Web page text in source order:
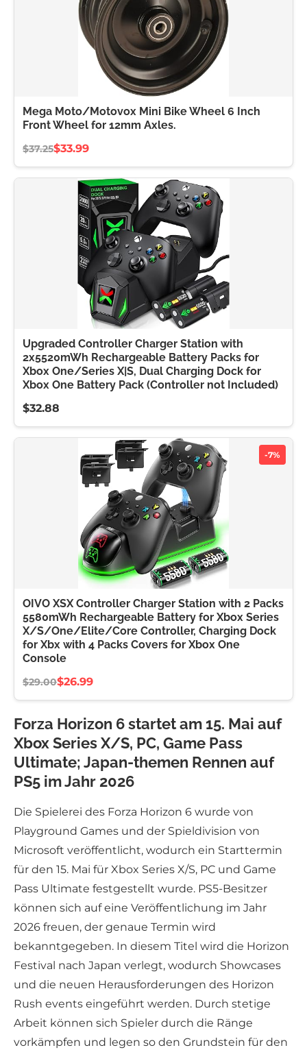
Mega Moto/Motovox Mini Bike Wheel 6 Inch
Front Wheel for 12mm Axles.
$37.25$33.99
Upgraded Controller Charger Station with
2x5520mWh Rechargeable Battery Packs for
Xbox One/Series X|S, Dual Charging Dock for
Xbox One Battery Pack (Controller not Included)
$32.88
-7%
OIVO XSX Controller Charger Station with 2 Packs
5580mWh Rechargeable Battery for Xbox Series
X/S/One/Elite/Core Controller, Charging Dock
for Xbx with 4 Packs Covers for Xbox One
Console
$29.00$26.99
Forza Horizon 6 startet am 15. Mai auf
Xbox Series X/S, PC, Game Pass
Ultimate; Japan-themen Rennen auf
PS5 im Jahr 2026
Die Spielerei des Forza Horizon 6 wurde von
Playground Games und der Spieldivision von
Microsoft veröffentlicht, wodurch ein Starttermin
für den 15. Mai für Xbox Series X/S, PC und Game
Pass Ultimate festgestellt wurde. PS5-Besitzer
können sich auf eine Veröffentlichung im Jahr
2026 freuen, der genaue Termin wird
bekanntgegeben. In diesem Titel wird die Horizon
Festival nach Japan verlegt, wodurch Showcases
und die neuen Herausforderungen des Horizon
Rush events eingeführt werden. Durch stetige
Arbeit können sich Spieler durch die Ränge
vorkämpfen und legen so den Grundstein für den